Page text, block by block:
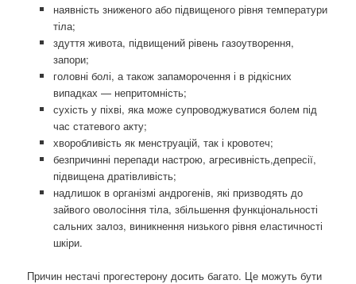
наявність зниженого або підвищеного рівня температури
тіла;
здуття живота, підвищений рівень газоутворення,
запори;
головні болі, а також запаморочення і в рідкісних
випадках — непритомність;
сухість у піхві, яка може супроводжуватися болем під
час статевого акту;
хворобливість як менструацій, так і кровотеч;
безпричинні перепади настрою, агресивність,депресії,
підвищена дратівливість;
надлишок в організмі андрогенів, які призводять до
зайвого оволосіння тіла, збільшення функціональності
сальних залоз, виникнення низького рівня еластичності
шкіри.
Причин нестачі прогестерону досить багато. Це можуть бути